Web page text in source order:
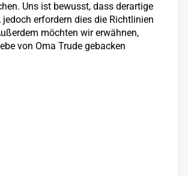
Uns ist bewusst, dass derartige
erfordern dies die Richtlinien
möchten wir erwähnen,
von Oma Trude gebacken
und
News
Kontakt